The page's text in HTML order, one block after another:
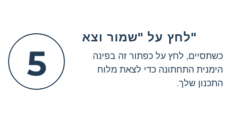
5
לחץ על "שמור וצא"
כשתסיים, לחץ על כפתור זה בפינה
הימנית התחתונה כדי לצאת מלוח
התכנון שלך.